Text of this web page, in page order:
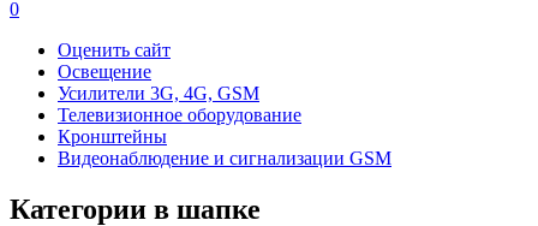
0
Оценить сайт
Освещение
Усилители 3G, 4G, GSM
Телевизионное оборудование
Кронштейны
Видеонаблюдение и сигнализации GSM
Категории в шапке